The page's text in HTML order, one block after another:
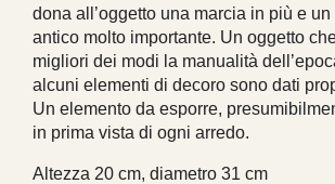
dona all’oggetto una marcia in più e
antico molto importante. Un oggetto
migliori dei modi la manualità
alcuni elementi di decoro sono dati
Un elemento da esporre,
in prima vista di ogni arredo.
Altezza 20 cm, diametro 31 cm